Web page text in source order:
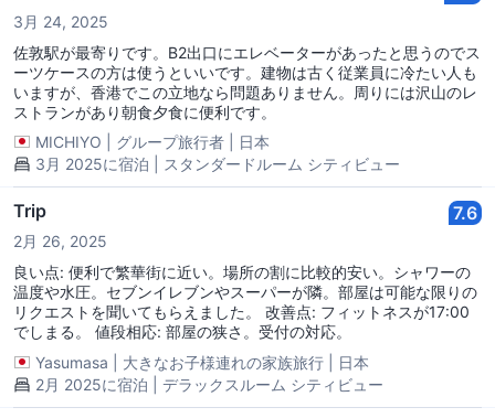
3月 24, 2025
佐敦駅が最寄りです。B2出口にエレベーターがあったと思うのでス
ーツケースの方は使うといいです。建物は古く従業員に冷たい人も
いますが、香港でこの立地なら問題ありません。周りには沢山のレ
ストランがあり朝食夕食に便利です。
MICHIYO
グループ旅行者
日本
3月 2025に宿泊 | スタンダードルーム シティビュー
Trip 7.6
2月 26, 2025
良い点: 便利で繁華街に近い。場所の割に比較的安い。シャワーの
温度や水圧。セブンイレブンやスーパーが隣。部屋は可能な限りの
リクエストを聞いてもらえました。 改善点: フィットネスが17:00
でしまる。 値段相応: 部屋の狭さ。受付の対応。
Yasumasa
大きなお子様連れの家族旅行
日本
2月 2025に宿泊 | デラックスルーム シティビュー